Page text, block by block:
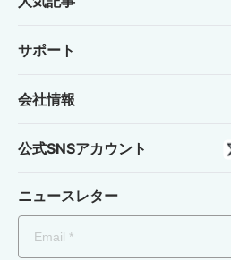
サポート
会社情報
公式SNSアカウント
ニュースレター